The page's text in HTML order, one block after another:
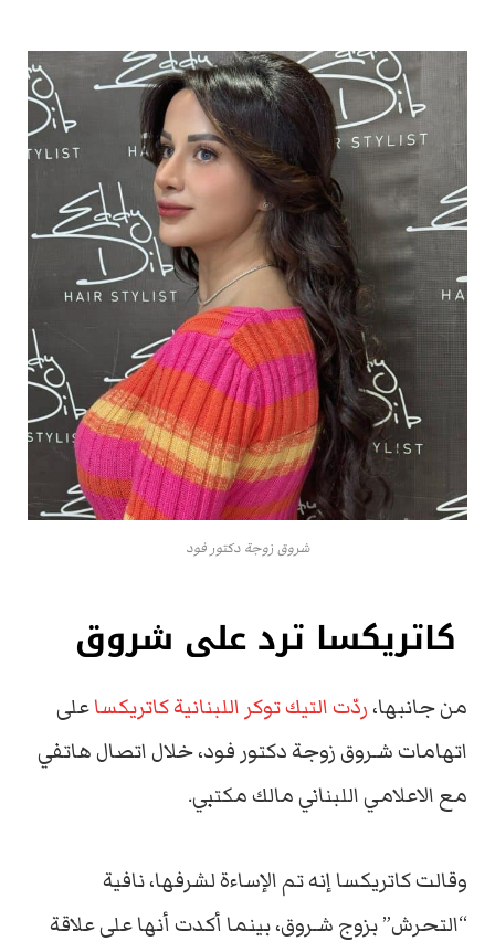
شروق زوجة دكتور فود
كاتريكسا ترد على شروق
من جانبها،ردّت التيك توكر اللبنانية كاتريكساعلى
اتهامات شـروق زوجة دكتور فود، خلال اتصال هاتفي
مع الاعلامي اللبناني مالك مكتبي.
وقالت كاتريكسا إنه تم الإساءة لشرفها، نافية
“التحرش” بزوج شـروق، بينما أكدت أنها على علاقة